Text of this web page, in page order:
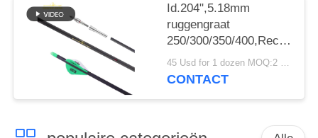
Id.204",5.18mm
ruggengraat
250/300/350/
", 32" licht gewicht
5mm Ultra Target en
45 Usd for 1 dozen MOQ:2 dozijn
CONTACT